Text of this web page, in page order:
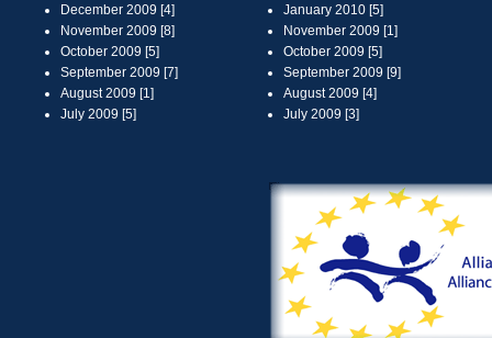
December 2009 [4]
November 2009 [8]
October 2009 [5]
September 2009 [7]
August 2009 [1]
July 2009 [5]
January 2010 [5]
November 2009 [1]
October 2009 [5]
September 2009 [9]
August 2009 [4]
July 2009 [3]